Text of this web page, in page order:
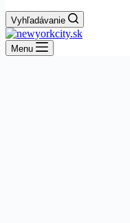
Vyhľadávanie
Menu